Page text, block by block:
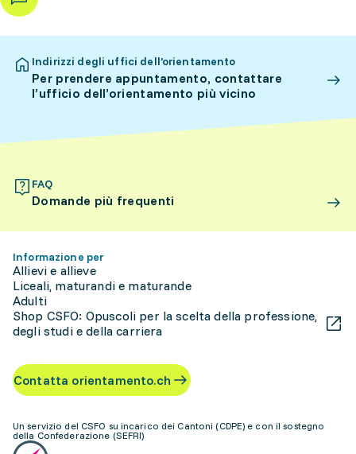
Indirizzi degli uffici dell’orientamento
Per prendere appuntamento, contattare
l’ufficio dell’orientamento più vicino
FAQ
Domande più frequenti
Informazione per
Allievi e allieve
Liceali, maturandi e maturande
Adulti
Shop CSFO: Opuscoli per la scelta della professione,
degli studi e della carriera
Contatta orientamento.ch
Un servizio del CSFO su incarico dei Cantoni (CDPE) e con il sostegno
della Confederazione (SEFRI)